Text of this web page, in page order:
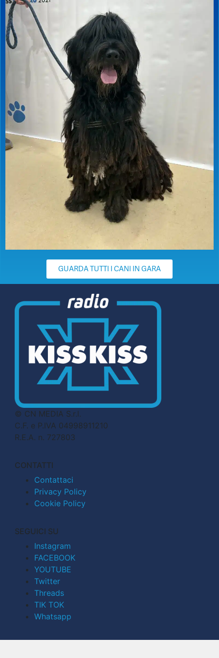
GUARDA TUTTI I CANI IN GARA
© CN MEDIA S.r.l.
C.F. e P.IVA 04998911210
R.E.A. n. 727803
CONTATTI
Contattaci
Privacy Policy
Cookie Policy
SEGUICI SU
Instagram
FACEBOOK
YOUTUBE
Twitter
Threads
TIK TOK
Whatsapp